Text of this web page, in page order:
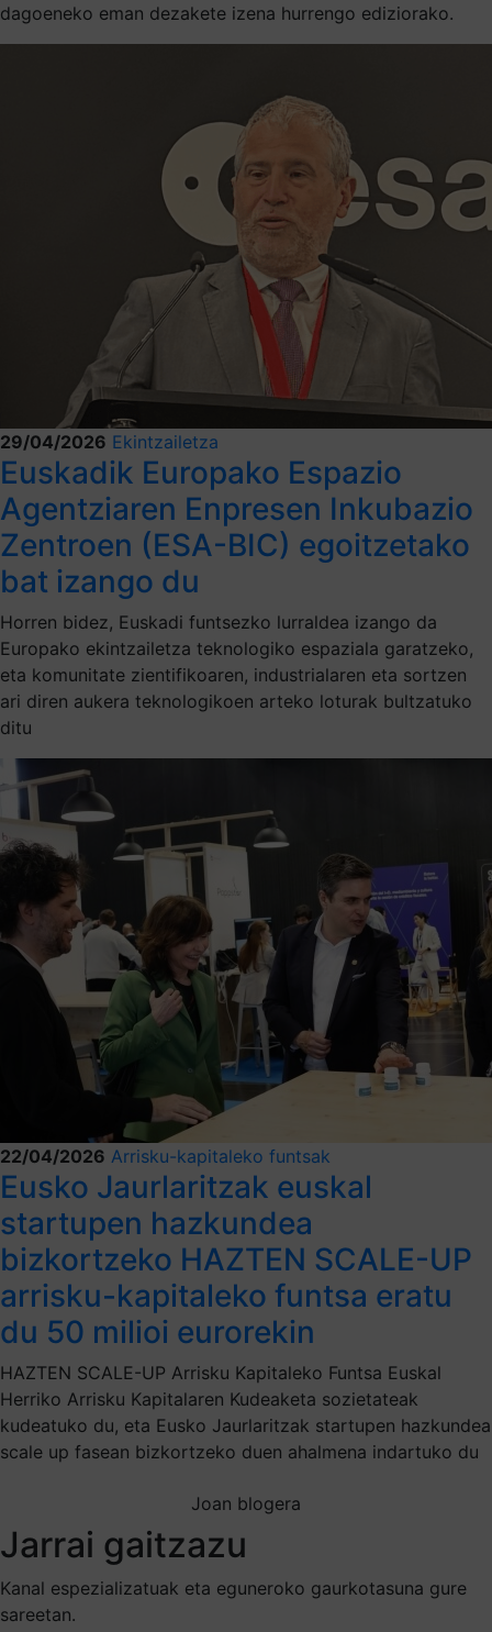
dagoeneko eman dezakete izena hurrengo ediziorako.
29/04/2026 Ekintzailetza
Euskadik Europako Espazio
Agentziaren Enpresen Inkubazio
Zentroen (ESA-BIC) egoitzetako
bat izango du
Horren bidez, Euskadi funtsezko lurraldea izango da
Europako ekintzailetza teknologiko espaziala garatzeko,
eta komunitate zientifikoaren, industrialaren eta sortzen
ari diren aukera teknologikoen arteko loturak bultzatuko
ditu
22/04/2026 Arrisku-kapitaleko funtsak
Eusko Jaurlaritzak euskal
startupen hazkundea
bizkortzeko HAZTEN SCALE-UP
arrisku-kapitaleko funtsa eratu
du 50 milioi eurorekin
HAZTEN SCALE-UP Arrisku Kapitaleko Funtsa Euskal
Herriko Arrisku Kapitalaren Kudeaketa sozietateak
kudeatuko du, eta Eusko Jaurlaritzak startupen hazkundea
scale up fasean bizkortzeko duen ahalmena indartuko du
Joan blogera
Jarrai gaitzazu
Kanal espezializatuak eta eguneroko gaurkotasuna gure
sareetan.